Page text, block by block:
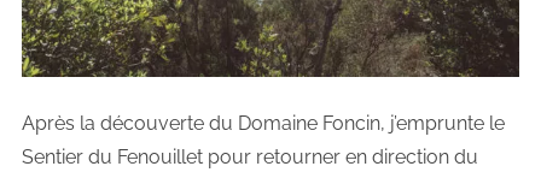
Après la découverte du Domaine Foncin, j’emprunte le
Sentier du Fenouillet pour retourner en direction du